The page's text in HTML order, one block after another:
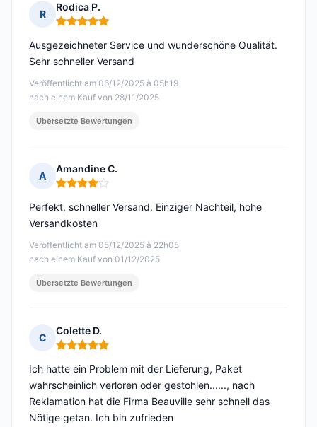
R
Rodica P.
Hinweis: 5 von 5
Veröffentlicht am 06/12/2025 à 05h19
nach einem Kauf von 28/11/2025
Ausgezeichneter Service und wunderschöne Qualität.
Sehr schneller Versand
Übersetzte Bewertungen
A
Amandine C.
Hinweis: 4 von 5
Veröffentlicht am 05/12/2025 à 22h05
nach einem Kauf von 01/12/2025
Perfekt, schneller Versand. Einziger Nachteil, hohe
Versandkosten
Übersetzte Bewertungen
C
Colette D.
Hinweis: 5 von 5
Ich hatte ein Problem mit der Lieferung, Paket
wahrscheinlich verloren oder gestohlen......, nach
Reklamation hat die Firma Beauville sehr schnell das
Nötige getan. Ich bin zufrieden